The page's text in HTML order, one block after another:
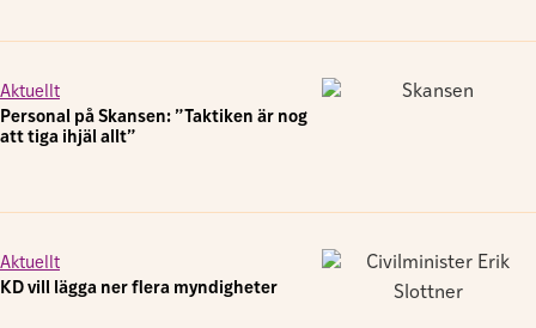
Aktuellt
Personal på Skansen: ”Taktiken är nog
att tiga ihjäl allt”
Aktuellt
KD vill lägga ner flera myndigheter